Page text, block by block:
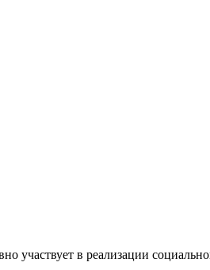
участвует в реализации